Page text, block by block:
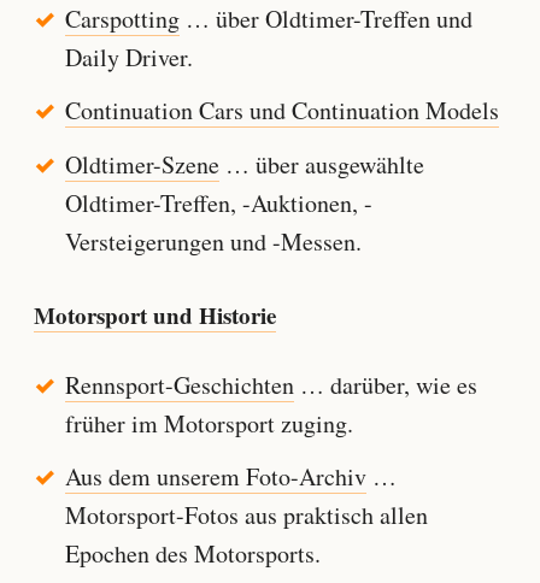
Carspotting… über Oldtimer-Treffen und
Daily Driver.
Continuation Cars und Continuation Models
Oldtimer-Szene… über ausgewählte
Oldtimer-Treffen, -Auktionen, -
Versteigerungen und -Messen.
Motorsport und Historie
Rennsport-Geschichten… darüber, wie es
früher im Motorsport zuging.
Aus dem unserem Foto-Archiv…
Motorsport-Fotos aus praktisch allen
Epochen des Motorsports.